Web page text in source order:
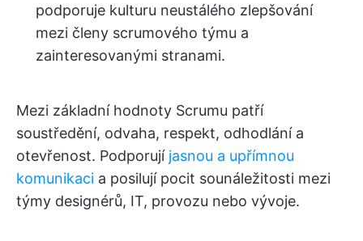
podporuje kulturu neustálého zlepšování
mezi členy scrumového týmu a
zainteresovanými stranami.
Mezi základní hodnoty Scrumu patří
soustředění, odvaha, respekt, odhodlání a
otevřenost. Podporují jasnou a upřímnou
komunikaci a posilují pocit sounáležitosti mezi
týmy designérů, IT, provozu nebo vývoje.